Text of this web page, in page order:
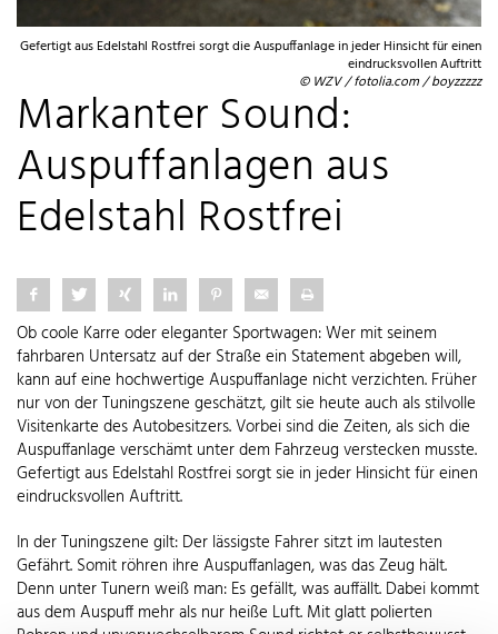
Gefertigt aus Edelstahl Rostfrei sorgt die Auspuffanlage in jeder Hinsicht für einen
eindrucksvollen Auftritt
© WZV / fotolia.com / boyzzzzz
Markanter Sound:
Auspuffanlagen aus
Edelstahl Rostfrei
Ob coole Karre oder eleganter Sportwagen: Wer mit seinem
fahrbaren Untersatz auf der Straße ein Statement abgeben will,
kann auf eine hochwertige Auspuffanlage nicht verzichten. Früher
nur von der Tuningszene geschätzt, gilt sie heute auch als stilvolle
Visitenkarte des Autobesitzers. Vorbei sind die Zeiten, als sich die
Auspuffanlage verschämt unter dem Fahrzeug verstecken musste.
Gefertigt aus Edelstahl Rostfrei sorgt sie in jeder Hinsicht für einen
eindrucksvollen Auftritt.
In der Tuningszene gilt: Der lässigste Fahrer sitzt im lautesten
Gefährt. Somit röhren ihre Auspuffanlagen, was das Zeug hält.
Denn unter Tunern weiß man: Es gefällt, was auffällt. Dabei kommt
aus dem Auspuff mehr als nur heiße Luft. Mit glatt polierten